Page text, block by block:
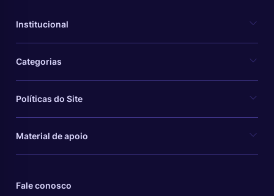
Institucional
Categorias
Políticas do Site
Material de apoio
Fale conosco